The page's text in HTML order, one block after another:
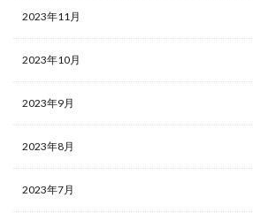
2023年11月
2023年10月
2023年9月
2023年8月
2023年7月